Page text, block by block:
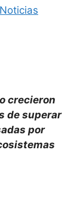
crecieron
de superar
por